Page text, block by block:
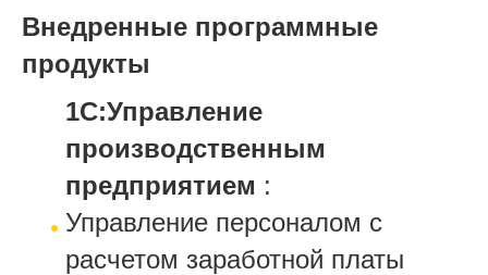
Внедренные программные
продукты
1С:Управление
производственным
предприятием :
Управление персоналом с
расчетом заработной платы